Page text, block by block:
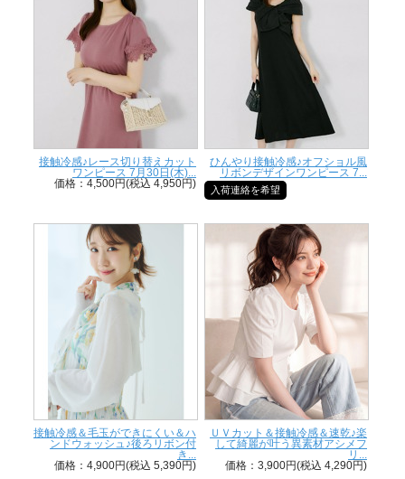
接触冷感♪レース切り替えカット
ワンピース 7月30日(木)...
価格：4,500円(税込 4,950円)
ひんやり接触冷感♪オフショル風
リボンデザインワンピース 7...
入荷連絡を希望
接触冷感＆毛玉ができにくい＆ハ
ンドウォッシュ♪後ろリボン付
き...
価格：4,900円(税込 5,390円)
ＵＶカット＆接触冷感＆速乾♪楽
して綺麗が叶う異素材アシメフ
リ...
価格：3,900円(税込 4,290円)